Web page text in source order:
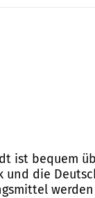
ist bequem
die
werden